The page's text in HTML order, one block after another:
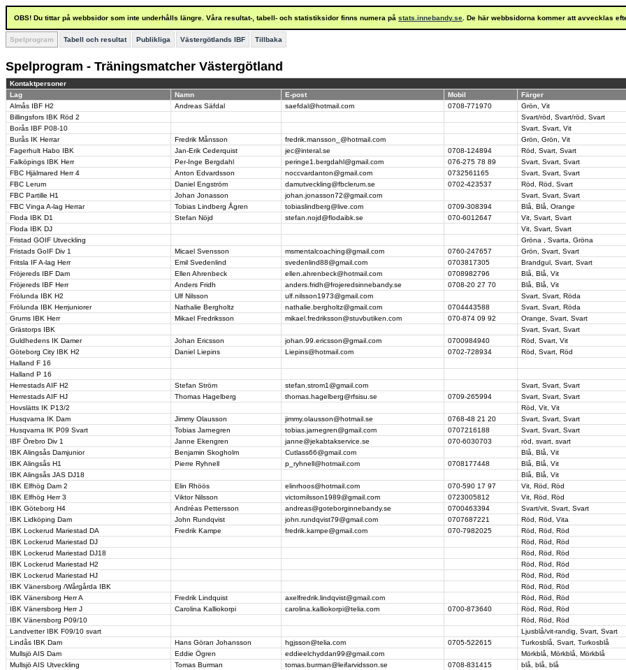
OBS! Du tittar på webbsidor som inte underhålls längre. Våra resultat-, tabell- och statistiksidor finns numera på stats.innebandy.se . De här webbsidorna kommer att avvecklas
Spelprogram Tabell och resultat Publikliga Västergötlands IBF Tillbaka
Spelprogram - Träningsmatcher Västergötland
Kontaktpersoner
Lag
Namn E-post Mobil
Färger
Almås IBF H2
Andreas Säfdal saefdal@hotmail.com 0708-771970
Grön, Vit
Billingsfors IBK Röd 2
Svart/röd, Svart/röd, Svart
Borås IBF P08-10
Svart, Svart, Vit
Burås IK Herrar
Fredrik Månsson fredrik.mansson_@hotmail.com
Grön, Grön, Vit
Fagerhult Habo IBK
Jan-Erik Cederquist jec@interal.se 0708-124894
Röd, Svart, Svart
Falköpings IBK Herr
Per-Inge Bergdahl peringe1.bergdahl@gmail.com 076-275 78 89
Svart, Svart, Svart
FBC Hjälmared Herr 4
Anton Edvardsson noccvardanton@gmail.com 0732561165
Svart, Svart, Svart
FBC Lerum
Daniel Engström damutveckling@fbclerum.se 0702-423537
Röd, Röd, Svart
FBC Partille H1
Johan Jonasson johan.jonasson72@gmail.com
Svart, Svart, Svart
FBC Vinga A-lag Herrar
Tobias Lindberg Ågren tobiaslindberg@live.com 0709-308394
Blå, Blå, Orange
Floda IBK D1
Stefan Nöjd stefan.nojd@flodaibk.se 070-6012647
Vit, Svart, Svart
Floda IBK DJ
Vit, Svart, Svart
Fristad GOIF Utveckling
Gröna , Svarta, Gröna
Fristads GoIF Div 1
Micael Svensson msmentalcoaching@gmail.com 0760-247657
Grön, Svart, Svart
Fritsla IF A-lag Herr
Emil Svedenlind svedenlind88@gmail.com 0703817305
Brandgul, Svart, Svart
Fröjereds IBF Dam
Ellen Ahrenbeck ellen.ahrenbeck@hotmail.com 0708982796
Blå, Blå, Vit
Fröjereds IBF Herr
Anders Fridh anders.fridh@frojeredsinnebandy.se 0708-20 27 70
Blå, Blå, Vit
Frölunda IBK H2
Ulf Nilsson ulf.nilsson1973@gmail.com
Svart, Svart, Röda
Frölunda IBK Herrjuniorer
Nathalie Bergholtz nathalie.bergholtz@gmail.com 0704443588
Svart, Svart, Röda
Grums IBK Herr
Mikael Fredriksson mikael.fredriksson@stuvbutiken.com 070-874 09 92
Orange, Svart, Svart
Grästorps IBK
Svart, Svart, Svart
Guldhedens IK Damer
Johan Ericsson johan.99.ericsson@gmail.com 0700984940
Röd, Svart, Vit
Göteborg City IBK H2
Daniel Liepins Liepins@hotmail.com 0702-728934
Röd, Svart, Röd
Halland F 16
Halland P 16
Herrestads AIF H2
Stefan Ström stefan.strom1@gmail.com
Svart, Svart, Svart
Herrestads AIF HJ
Thomas Hagelberg thomas.hagelberg@rfsisu.se 0709-265994
Svart, Svart, Svart
Hovslätts IK P13/2
Röd, Vit, Vit
Husqvarna IK Dam
Jimmy Olausson jimmy.olausson@hotmail.se 0768-48 21 20
Svart, Svart, Svart
Husqvarna IK P09 Svart
Tobias Jarnegren tobias.jarnegren@gmail.com 0707216188
Svart, Svart, Svart
IBF Örebro Div 1
Janne Ekengren janne@jekabtakservice.se 070-6030703
röd, svart, svart
IBK Alingsås Damjunior
Benjamin Skogholm Cutlass66@gmail.com
Blå, Blå, Vit
IBK Alingsås H1
Pierre Ryhnell p_ryhnell@hotmail.com 0708177448
Blå, Blå, Vit
IBK Alingsås JAS DJ18
Blå, Blå, Vit
IBK Elfhög Dam 2
Elin Rhöös elinrhoos@hotmail.com 070-590 17 97
Vit, Röd, Röd
IBK Elfhög Herr 3
Viktor Nilsson victornilsson1989@gmail.com 0723005812
Vit, Röd, Röd
IBK Göteborg H4
Andréas Pettersson andreas@goteborginnebandy.se 0700463394
Svart/vit, Svart, Svart
IBK Lidköping Dam
John Rundqvist john.rundqvist79@gmail.com 0707687221
Röd, Röd, Vita
IBK Lockerud Mariestad DA
Fredrik Kampe fredrik.kampe@gmail.com 070-7982025
Röd, Röd, Röd
IBK Lockerud Mariestad DJ
Röd, Röd, Röd
IBK Lockerud Mariestad DJ18
Röd, Röd, Röd
IBK Lockerud Mariestad H2
Röd, Röd, Röd
IBK Lockerud Mariestad HJ
Röd, Röd, Röd
IBK Vänersborg /Wårgårda IBK
Röd, Röd, Röd
IBK Vänersborg Herr A
Fredrik Lindquist axelfredrik.lindqvist@gmail.com
Röd, Röd, Röd
IBK Vänersborg Herr J
Carolina Kalliokorpi carolina.kalliokorpi@telia.com 0700-873640
Röd, Röd, Röd
IBK Vänersborg P09/10
Röd, Röd, Röd
Landvetter IBK F09/10 svart
Ljusblå/vit-randig, Svart, Svart
Lindås IBK Dam
Hans Göran Johansson hgjsson@telia.com 0705-522615
Turkosblå, Svart, Turkosblå
Mullsjö AIS Dam
Eddie Ögren eddieelchyddan99@gmail.com
Mörkblå, Mörkblå, Mörkblå
Mullsjö AIS Utveckling
Tomas Burman tomas.burman@leifarvidsson.se 0708-831415
blå, blå, blå